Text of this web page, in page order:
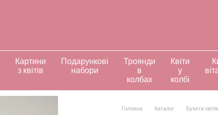
Картини
з квітів
Подарункові
набори
Троянди
в
колбах
Квіти
у
колбі
Головна Каталог Букети квітів